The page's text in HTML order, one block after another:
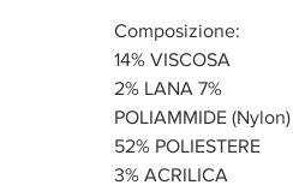
Composizione:
14% VISCOSA
2% LANA 7%
POLIAMMIDE (Nylon)
52% POLIESTERE
3% ACRILICA